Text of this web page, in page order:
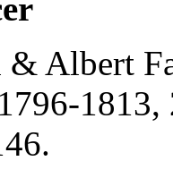
Albert
1813,